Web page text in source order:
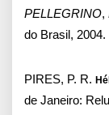
PELLEGRINO,
do Brasil, 2004.
PIRES, P. R.
de Janeiro: